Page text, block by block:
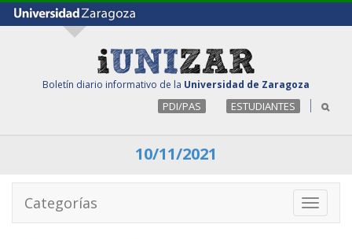
Boletín diario informativo de la Universidad de Zaragoza
PDI/PAS ESTUDIANTES
10/11/2021
Toggle
Categorías